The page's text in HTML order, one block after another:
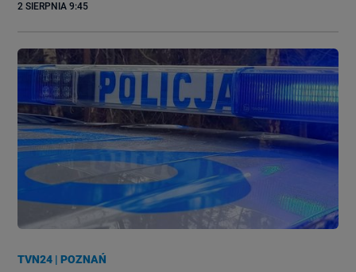
2 SIERPNIA 9:45
TVN24 |POZNAŃ